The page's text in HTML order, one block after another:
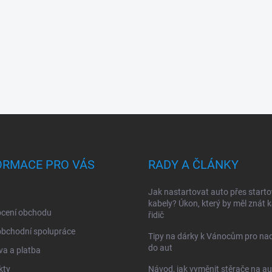
PRO VÁS
obchodu
spolupráce
a platba
RADY A ČLÁNKY
Jak nastartovat auto přes
kabely? Úkon, který by měl znát
řidič
Tipy na dárky k Vánocům pro
do aut
Návod, jak vyměnit stěrače na